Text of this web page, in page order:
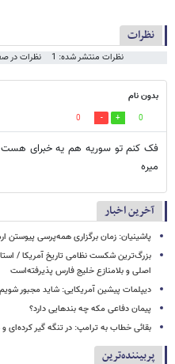
نظرات
نظرات منتشر شده: 1 نظرات در
بدون نام
0
0
فک کنم تو سوریه هم یه خبرای هست
میره
آخرین اخبار
پاشینیان: زمان برگزاری همه‌پرسی پیوستن
بزرگ‌ترین شکست نظامی تاریخ آمریکا /
اصلی و بلامنازع خلیج فارس پذیرفته‌است
دیپلمات پیشین آمریکایی: شاید مجبور شویم
پیمان دفاعی مکه چه بندهایی دارد؟
بقائی خطاب به ترامپ: در تنگه گیر کرده‌ای
پربیننده‌ترین